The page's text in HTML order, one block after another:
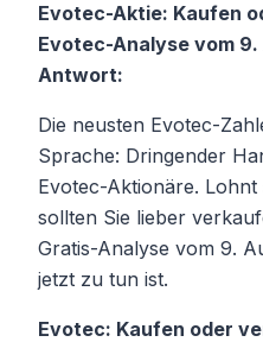
Evotec-Aktie: Kaufen
Evotec-Analyse vom
Antwort:
Die neusten Evotec-
Sprache: Dringender
Evotec-Aktionäre. Lohnt
sollten Sie lieber
Gratis-Analyse vom 9.
jetzt zu tun ist.
Evotec: Kaufen oder